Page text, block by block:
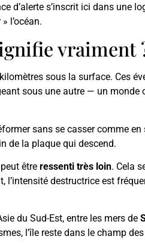
s’inscrit ici dans une
l’océan.
vraiment
sous la surface. Ces
sous une autre — un
sans se casser comme
de la plaque qui descend.
être ressenti très loin. Cela
destructrice est
du Sud-Est, entre les mers de
l’île reste dans le champ